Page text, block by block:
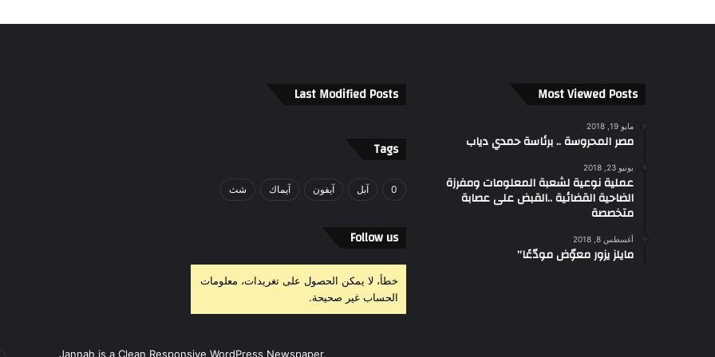
Most Viewed Posts
مايو 19, 2018
مصر المحروسة .. برئاسة حمدي دياب
يونيو 23, 2018
عملية نوعية لشعبة المعلومات ومفرزة
الضاحية القضائية ..القبض على عصابة
متخصصة
أغسطس 8, 2018
مايلز يزور معوّض مودّعًا”
Last Modified Posts
Tags
0 آبل آيفون آيماك شث
Follow us
خطأ، لا يمكن الحصول على تغريدات، معلومات
الحساب غير صحيحة.
Jannah is a Clean Responsive WordPress Newspaper,